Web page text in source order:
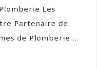
Les
Partenaire de
de Plomberie ...